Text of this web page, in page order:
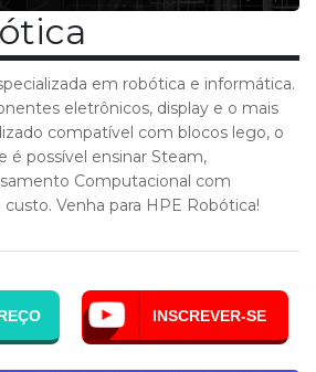
em robótica e informática.
eletrônicos, display e o mais
compatível com blocos lego, o
é possível ensinar Steam,
Computacional com
Venha para HPE Robótica!
INSCREVER-SE